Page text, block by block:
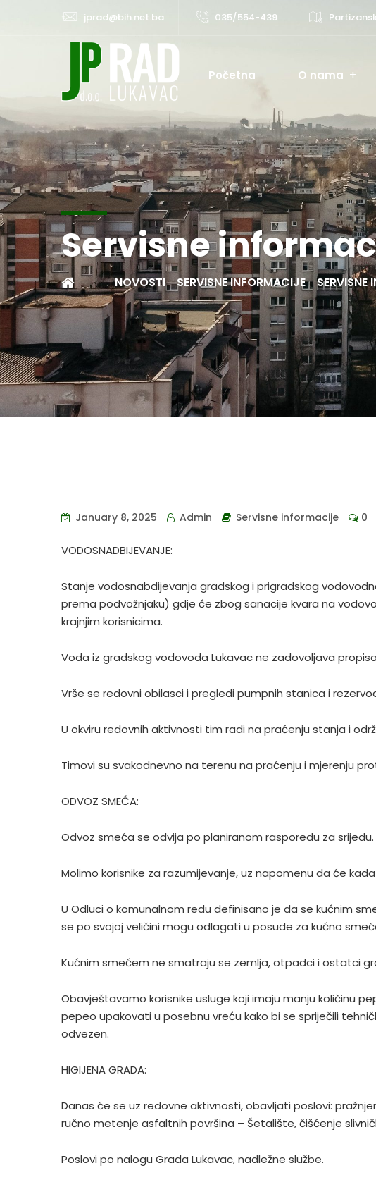
jprad@bih.net.ba 035/554-439
Početna O nama
Servisne
NOVOSTI SERVISNE INFORMACIJE
January 8, 2025 Admin Servisne informacije 0
VODOSNADBIJEVANJE:
Stanje vodosnabdijevanja gradskog i prigradskog
prema podvožnjaku) gdje će zbog sanacije kvara na
krajnjim korisnicima.
Voda iz gradskog vodovoda Lukavac ne zadovoljava
Vrše se redovni obilasci i pregledi pumpnih stanica i
U okviru redovnih aktivnosti tim radi na praćenju stanja i
Timovi su svakodnevno na terenu na praćenju i mjerenju
ODVOZ SMEĆA:
Odvoz smeća se odvija po planiranom rasporedu za srijedu.
Molimo korisnike za razumijevanje, uz napomenu da će
U Odluci o komunalnom redu definisano je da se kućnim
se po svojoj veličini mogu odlagati u posude za kućno
Kućnim smećem ne smatraju se zemlja, otpadci i ostatci
Obavještavamo korisnike usluge koji imaju manju količinu
pepeo upakovati u posebnu vreću kako bi se spriječili
odvezen.
HIGIJENA GRADA:
Danas će se uz redovne aktivnosti, obavljati poslovi:
ručno metenje asfaltnih površina – Šetalište, čišćenje
Poslovi po nalogu Grada Lukavac, nadležne službe.